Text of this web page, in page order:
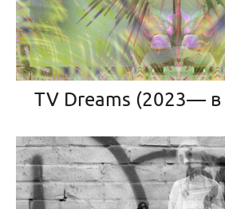
TV Dreams (2023— в